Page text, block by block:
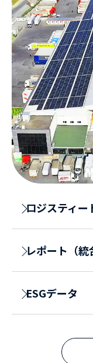
ロジスティー
レポート（統
ESGデータ